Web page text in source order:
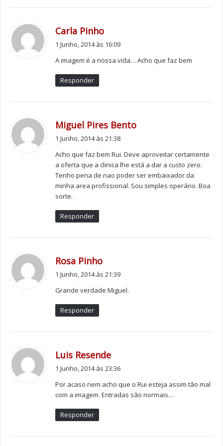
traumatismos”.
Com a aplicação desta técnica, é possível recuperar a
capilar FUE é uma solução definitiva e permanente para
Recorde-se que o artista plástico tem patente, até ao
final de Junho, na Galeria Espaço Arte Livre, em Lisboa,
uma exposição que viaja pelos seus 25 anos de carreira
e que, segundo este criador de arte, é uma “viagem
serena, que cada obra nos transporta para uma
dimensão única do toque e do apelo imaginário ao
prazer dos nossos sentidos”.
artista plástico
Carlos Portinha
Clínica de Saúde Viável
microtransplante capilar FUE
porto
Carla Pinho
:
1 Junho, 2014 às 16:09
A imagem é a nossa vida… Acho que faz bem
Responder
Miguel Pires Bento
:
1 Junho, 2014 às 21:38
Acho que faz bem Rui. Deve aproveitar certamente
a oferta que a clinica lhe está a dar a custo zero.
Tenho pena de nao poder ser embaixador da
minha area profissional. Sou simples operário. Boa
sorte.
Responder
Rosa Pinho
:
1 Junho, 2014 às 21:39
Grande verdade Miguel.
Responder
Luis Resende
:
1 Junho, 2014 às 23:36
Por acaso nem acho que o Rui esteja assim tão mal
com a imagem. Entradas são normais…
Responder